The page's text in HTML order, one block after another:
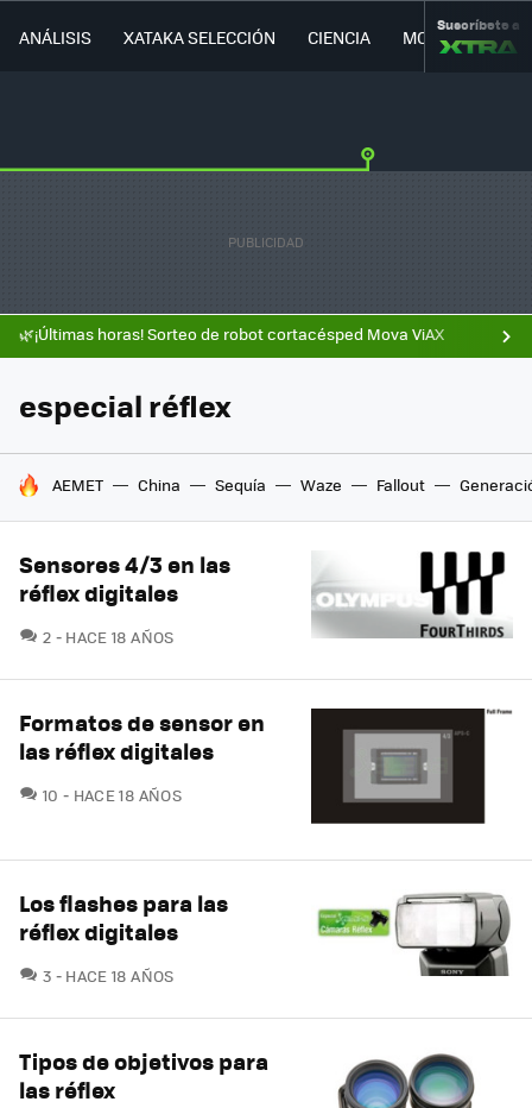
ANÁLISIS XATAKA SELECCIÓN CIENCIA MOVILIDAD
Suscríbete a
🌿¡Últimas horas! Sorteo de robot cortacésped Mova ViAX
especial réflex
HOY SE HABLA DE
AEMET China Sequía Waze Fallout
Sensores 4/3 en las
réflex digitales
2 COMENTARIOS
HACE 18 AÑOS
Formatos de sensor en
las réflex digitales
10 COMENTARIOS
HACE 18 AÑOS
Los flashes para las
réflex digitales
3 COMENTARIOS
HACE 18 AÑOS
Tipos de objetivos para
las réflex